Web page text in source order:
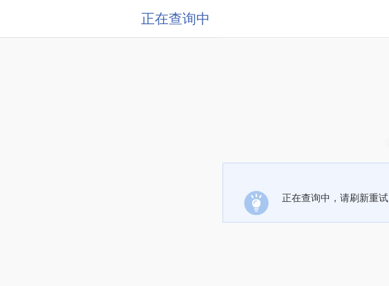
正在查询中
正在查询中，请刷新重试